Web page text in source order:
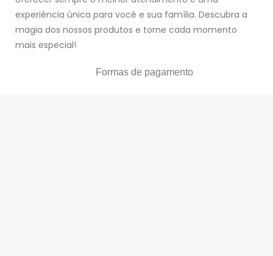
experiência única para você e sua família. Descubra a
magia dos nossos produtos e torne cada momento
mais especial!
Formas de pagamento